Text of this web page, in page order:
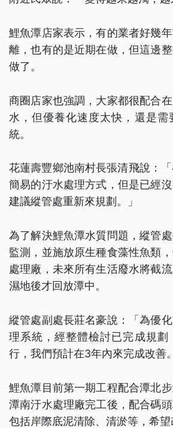
鯉魚潭店家表示，有的業者好幾
離，也有的是近期在做，但這邊
做了。
商圈店家也強調，大家都很配合
水，但優養化速度太快，還是需
統。
花蓮壽豐鄉池南村長張清飛說：
簡易的汙水處理方式，但是已經
建議縱管處重新來規劃。」
為了解決鯉魚潭水質問題，縱管
監測，並施放原生種食藻性魚類
處理廠，未來所有生活廢水將截
濕地後才回放潭中。
縱管處副處長莊名豪說：「為優
理系統，經整體檢討已完成規劃
行，我們預計在3年內來完成改善
鯉魚潭目前第一期工程配合潭北
潭南汙水處理廠完工後，配合碼
包括岸際底泥清除、清淤等，希望